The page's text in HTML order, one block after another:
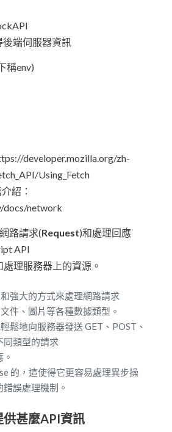
端伺服器資訊
稱env)
developer.mozilla.org/zh-
Using_Fetch
紹：
docs/network
路請求(Request)和處理回應
API
理服務器上的資源。
強大的方式來處理網路請求
件、圖片等各種數據類型。
鬆地向服務器發送 GET、POST、
同類型的請求
的，這使得它更容易處理異步操
誤處理機制。
甚麼API資訊